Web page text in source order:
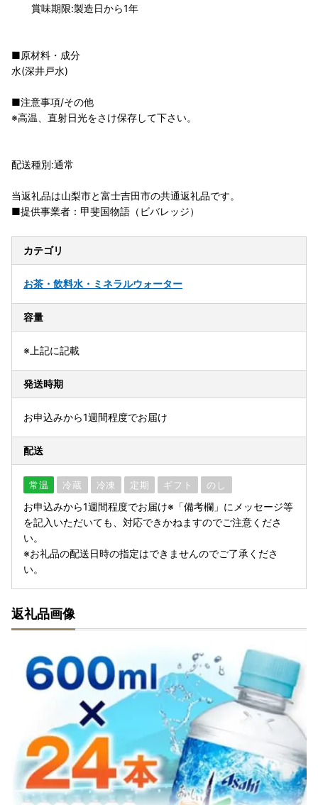
賞味期限:製造日から1年
■原材料・成分
水(深井戸水)
■注意事項/その他
※高温、直射日光をさけ保存して下さい。
配送種別:通常
当返礼品は山梨市と富士吉田市の共通返礼品です。
■提供事業者：甲斐国物語（ビバレッジ）
カテゴリ
お茶・飲料水・ミネラルウォーター
容量
※上記に記載
発送時期
お申込みから1週間程度でお届け
配送
常温 冷蔵 冷凍 定期 ギフト のし
お申込みから1週間程度でお届け※「備考欄」にメッセージ等
を記入いただいても、対応できかねますのでご注意くださ
い。
※お礼品の配送日時の指定はできませんのでご了承くださ
い。
返礼品画像